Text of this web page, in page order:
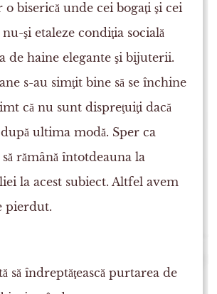
o biserică unde cei bogaţi şi cei
nu-şi etaleze condiţia socială
de haine elegante şi bijuterii.
s-au simţit bine să se închine
că nu sunt dispreţuiţi dacă
ultima modă. Sper ca
rămână întotdeauna la
la acest subiect. Altfel avem
pierdut.
să îndreptăţească purtarea de